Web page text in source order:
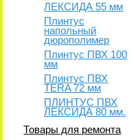
ЛЕКСИДА 55 мм
Плинтус
напольный
дюрополимер
Плинтус ПВХ 100
мм
Плинтус ПВХ
TERA 72 мм
ПЛИНТУС ПВХ
ЛЕКСИДА 80 мм.
Товары для ремонта